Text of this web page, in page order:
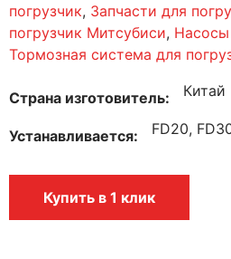
погрузчик, Запчасти для
погрузчик Митсубиси, Насосы
Тормозная система для
Страна изготовитель Китай
Устанавливается FD20,
Купить в 1 клик